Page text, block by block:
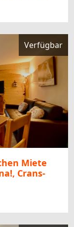
Verfügbar
Miete
Crans-